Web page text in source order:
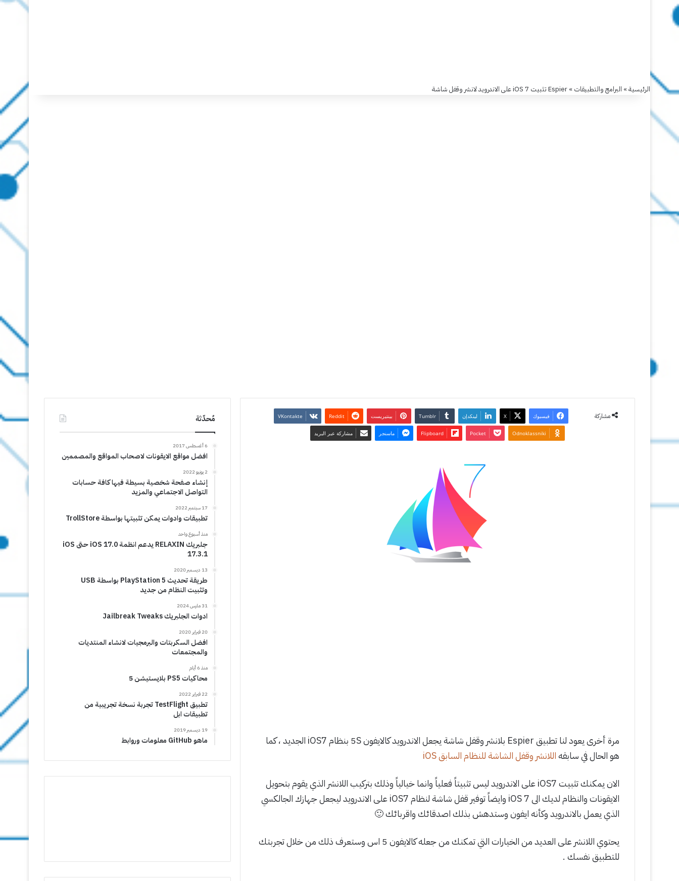
الرئيسية» البرامج والتطبيقات » Espier تثبيت iOS 7 على الاندرويد لانشر وقفل شاشة
مشاركة فيسبوك ‫X لينكدإن ‏Tumblr بينتيريست ‏Reddit
Odnoklassniki
‫Pocket
Flipboard ماسنجر مشاركة عبر البريد
مرة أخرى يعود لنا تطبيق Espier بلانشر وقفل شاشة يجعل الاندرويد كالايفون 5S بنظام iOS7 الجديد ، كما
هو الحال في سابقهاللانشر وقفل الشاشة للنظام السابق iOS
الان يمكنك تثبيت iOS7 على الاندرويد ليس تثبيتاً فعلياً وانما خيالياً وذلك بتركيب اللانشر الذي يقوم بتحويل
الايقونات والنظام لديك الى iOS 7 وايضاً توفير قفل شاشة لنظام iOS7 على الاندرويد ليجعل جهازك الجالكسي
الذي يعمل بالاندرويد وكأنه ايفون وستدهش بذلك اصدقائك واقربائك 🙂
يحتوي اللانشر على العديد من الخيارات التي تمكنك من جعله كالايفون 5 اس وستعرف ذلك من خلال تجربتك
للتطبيق نفسك .
مُحدّثة
6 أغسطس 2017
افضل مواقع الايقونات لاصحاب المواقع والمصممين
2 يونيو 2022
إنشاء صفحة شخصية بسيطة فيها كافة حسابات
التواصل الاجتماعي والمزيد
17 سبتمبر 2022
تطبيقات وادوات يمكن تثبيتها بواسطة TrollStore
منذ أسبوع واحد
جلبريك RELAXIN يدعم انظمة iOS 17.0 حتى iOS
17.3.1
13 ديسمبر 2020
طريقة تحديث PlayStation 5 بواسطة USB
وتثبيت النظام من جديد
31 مارس 2024
ادوات الجلبريك Jailbreak Tweaks
20 فبراير 2020
افضل السكربتات والبرمجيات لانشاء المنتديات
والمجتمعات
منذ 6 أيام
محاكيات PS5 بلايستيشن 5
22 فبراير 2022
تطبيق TestFlight تجربة نسخة تجريبية من
تطبيقات ابل
19 ديسمبر 2019
ماهو GitHub معلومات وروابط